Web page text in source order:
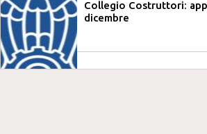
Collegio Costruttori:
dicembre